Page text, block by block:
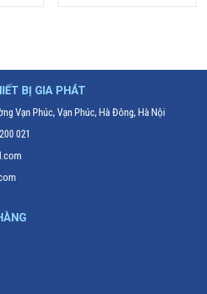
BỊ GIA PHÁT
Vạn Phúc, Vạn Phúc, Hà Đông, Hà Nội
021